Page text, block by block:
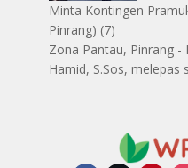
Minta Kontingen
Pinrang) (7)
Zona Pantau, Pinrang -
Hamid, S.Sos, melepas